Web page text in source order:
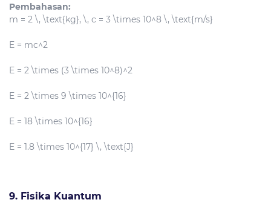
Pembahasan:
m = 2 \, \text{kg}, \, c = 3 \times 10^8 \, \text{m/s}
E = mc^2
E = 2 \times (3 \times 10^8)^2
E = 2 \times 9 \times 10^{16}
E = 18 \times 10^{16}
E = 1.8 \times 10^{17} \, \text{J}
9. Fisika Kuantum